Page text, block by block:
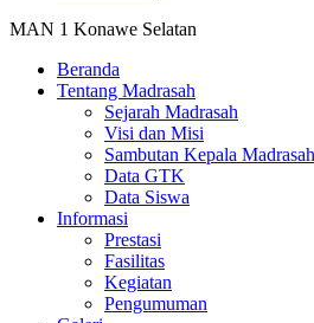
MAN 1 Konawe Selatan
Beranda
Tentang Madrasah
Sejarah Madrasah
Visi dan Misi
Sambutan Kepala Madrasah
Data GTK
Data Siswa
Informasi
Prestasi
Fasilitas
Kegiatan
Pengumuman